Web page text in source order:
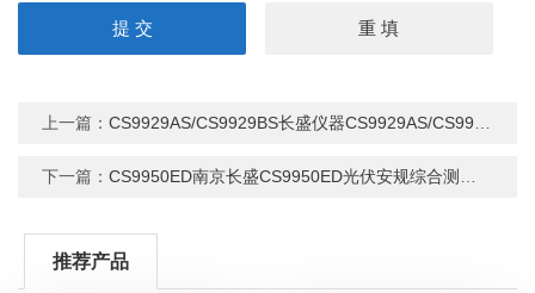
上一篇：CS9929AS/CS9929BS长盛仪器CS9929AS/CS9929BS多路安规测试仪
下一篇：CS9950ED南京长盛CS9950ED光伏安规综合测试仪
推荐产品